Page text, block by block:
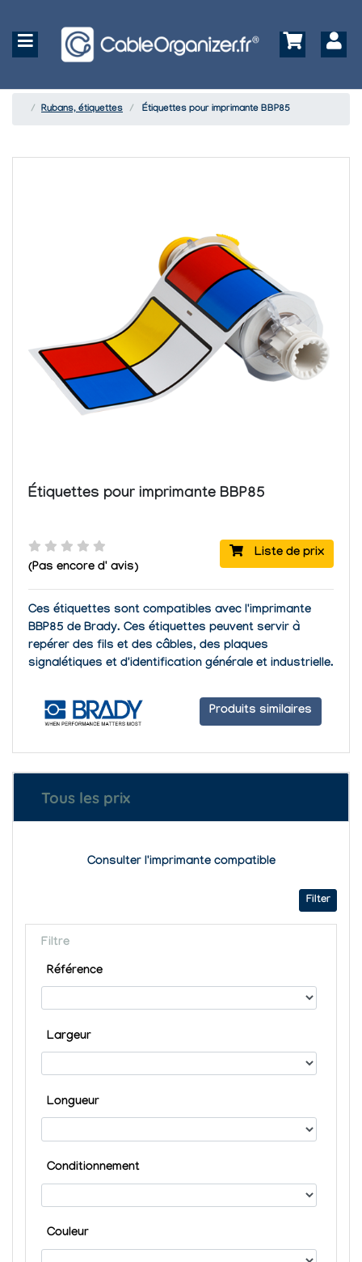
Rubans, étiquettes Étiquettes pour imprimante BBP85
Étiquettes pour imprimante BBP85
Liste de prix
(Pas encore d' avis)
Ces étiquettes sont compatibles avec l'imprimante
BBP85 de Brady. Ces étiquettes peuvent servir à
repérer des fils et des câbles, des plaques
signalétiques et d'identification générale et industrielle.
Produits similaires
Tous les prix
Consulter l'imprimante compatible
Filter
Filtre
Référence
Largeur
Longueur
Conditionnement
Couleur